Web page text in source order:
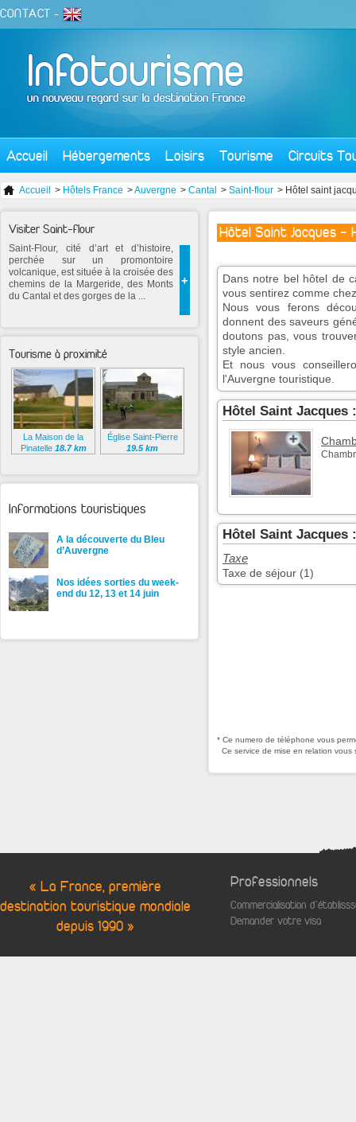
CONTACT -
Accueil Hébergements Loisirs Tourisme Circuits
Accueil > Hôtels France >Auvergne > Cantal > Saint-flour > Hôtel saint
Hôtel Saint Jacques -
Dans notre bel hôtel de
vous sentirez comme
Nous vous ferons
donnent des saveurs
doutons pas, vous
style ancien.
Et nous vous
l'Auvergne touristique.
Hôtel Saint Jacques
Hôtel Saint
Taxe
Taxe de séjour (1)
* Ce numero de téléphone vous
Ce service de mise en relation
Visiter Saint-flour
+
Saint-Flour, cité d’art et d’histoire,
perchée sur un promontoire
volcanique, est située à la croisée des
chemins de la Margeride, des Monts
du Cantal et des gorges de la ...
Tourisme à proximité
La Maison de la
Pinatelle 18.7 km
Église Saint-Pierre
19.5 km
Informations touristiques
A la découverte du Bleu
d’Auvergne
Nos idées sorties du week-
end du 12, 13 et 14 juin
« La France, première
destination touristique mondiale
depuis 1990 »
Professionnels
Commercialisation
Demander votre visa